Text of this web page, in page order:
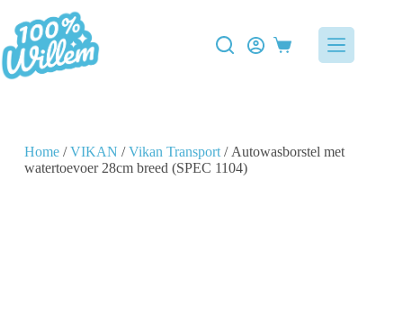
Home/VIKAN /Vikan Transport/ Autowasborstel met
watertoevoer 28cm breed (SPEC 1104)